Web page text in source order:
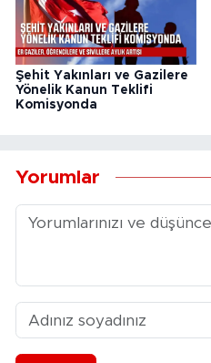
Şehit Yakınları ve Gazilere
Yönelik Kanun Teklifi
Komisyonda
Yorumlar